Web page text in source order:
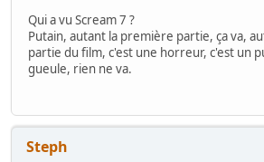
Qui a vu Scream 7 ?
Putain, autant la première partie, ça va,
partie du film, c'est une horreur, c'est un
gueule, rien ne va.
Steph